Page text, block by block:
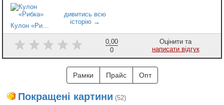
0,00
0
Оцінити та
написати відгук
Рамки Прайс Опт
Покращені картини (52)